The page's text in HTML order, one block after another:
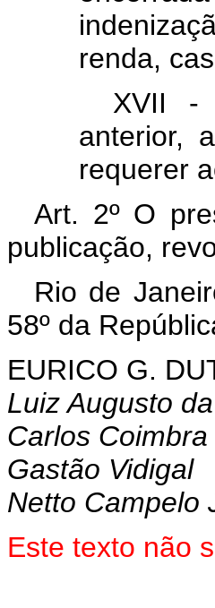
renda,
XVII -
anterior,
requerer
Art. 2º O
publicação,
Rio de
58º da
EURICO G.
Luiz Augusto
Carlos
Gastão Vidigal
Netto Campelo
Este texto não